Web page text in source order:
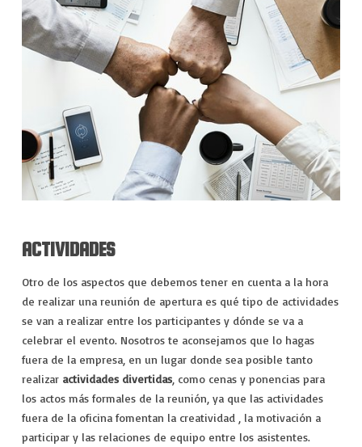
ACTIVIDADES
Otro de los aspectos que debemos tener en cuenta a la hora
de realizar una reunión de apertura es qué tipo de actividades
se van a realizar entre los participantes y dónde se va a
celebrar el evento. Nosotros te aconsejamos que lo hagas
fuera de la empresa, en un lugar donde sea posible tanto
realizar actividades divertidas, como cenas y ponencias para
los actos más formales de la reunión, ya que las actividades
fuera de la oficina fomentan la creatividad , la motivación a
participar y las relaciones de equipo entre los asistentes.